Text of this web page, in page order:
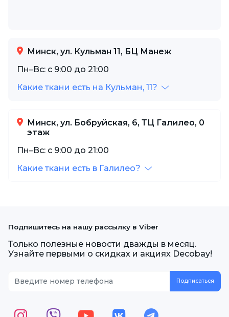
Минск, ул. Кульман 11, БЦ Манеж
Пн–Вс: с 9:00 до 21:00
Какие ткани есть на Кульман, 11?
Минск, ул. Бобруйская, 6, ТЦ Галилео, 0
этаж
Пн–Вс: с 9:00 до 21:00
Какие ткани есть в Галилео?
Подпишитесь на нашу рассылку в Viber
Только полезные новости дважды в месяц.
Узнайте первыми о скидках и акциях Decobay!